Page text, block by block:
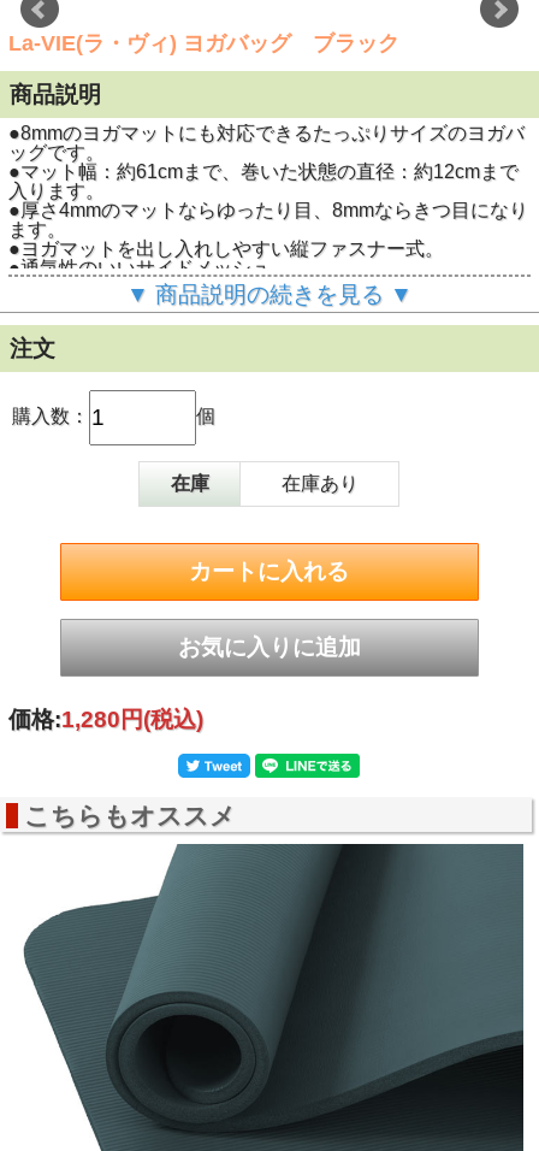
La-VIE(ラ・ヴィ) ヨガバッグ ブラック
商品説明
●8mmのヨガマットにも対応できるたっぷりサイズのヨガバ
ッグです。
●マット幅：約61cmまで、巻いた状態の直径：約12cmまで
入ります。
●厚さ4mmのマットならゆったり目、8mmならきつ目になり
ます。
●ヨガマットを出し入れしやすい縦ファスナー式。
●通気性のいいサイドメッシュ。
●ショルダーの長さ調整可。
●小物ポケット付。
●ヨガ・ピラティス教室へのキャリーバッグとして。
●シンプルで使いやすいヨガバッグです。
商品名
La-VIE（ラ・ヴィ） ヨガバッグ ブラ
ック
型番
3B-3173
ＪＡＮ
4986920317311
（約）直径14×長さ67cm
（約）250g
素材
ポリエステル
▼ 商品説明の続きを見る ▼
注文
購入数： 個
在庫 在庫あり
価格:1,280円(税込)
こちらもオススメ